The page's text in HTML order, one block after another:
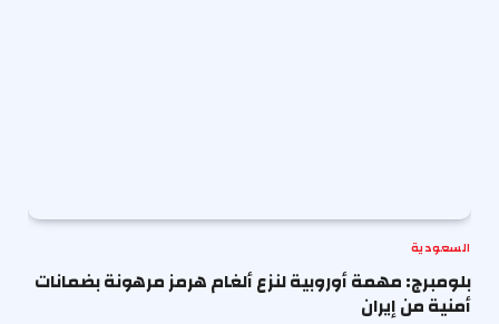
السعودية
بلومبرج: مهمة أوروبية لنزع ألغام هرمز مرهونة بضمانات
أمنية من إيران